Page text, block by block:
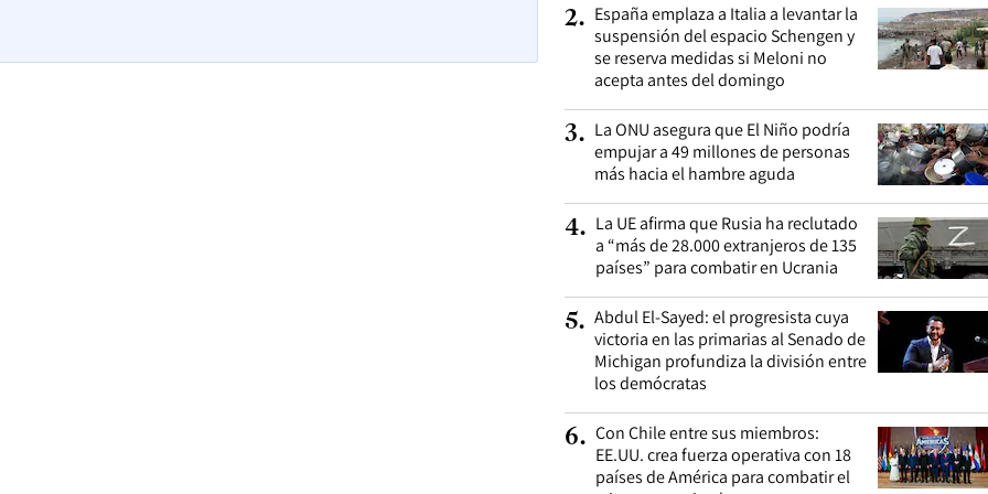
2. España emplaza a Italia a levantar la
suspensión del espacio Schengen y
se reserva medidas si Meloni no
acepta antes del domingo
3. La ONU asegura que El Niño podría
empujar a 49 millones de personas
más hacia el hambre aguda
4. La UE afirma que Rusia ha reclutado
a “más de 28.000 extranjeros de 135
países” para combatir en Ucrania
5. Abdul El-Sayed: el progresista cuya
victoria en las primarias al Senado de
Michigan profundiza la división entre
los demócratas
6. Con Chile entre sus miembros:
EE.UU. crea fuerza operativa con 18
países de América para combatir el